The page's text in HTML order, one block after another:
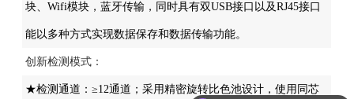
块、Wifi模块，蓝牙传输，同时具有双USB接口以及RJ45接口
能以多种方式实现数据保存和数据传输功能。
创新检测模式：
★检测通道：≥12通道；采用精密旋转比色池设计，使用同芯